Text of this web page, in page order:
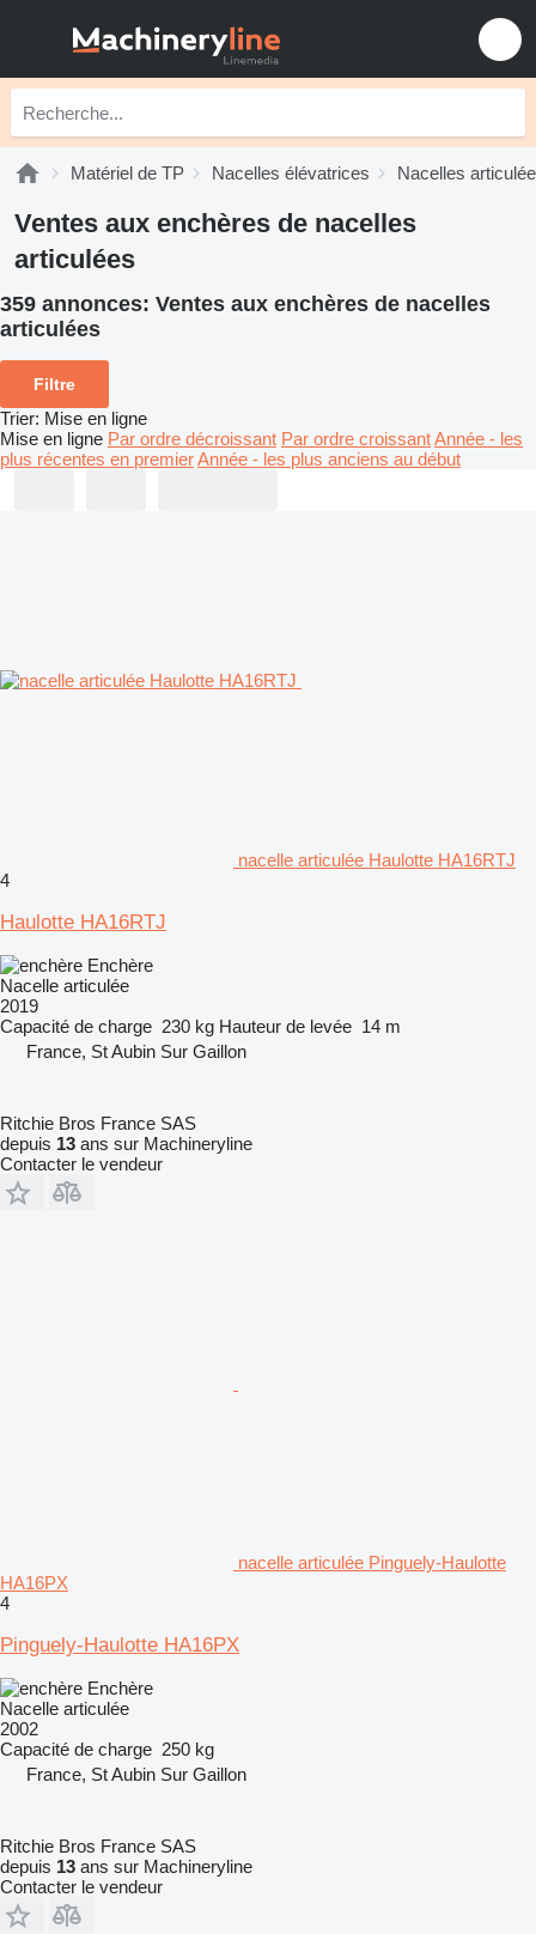
Matériel de TP Nacelles élévatrices Nacelles
Ventes aux enchères de nacelles
articulées
359 annonces: Ventes aux enchères de nacelles
articulées
Filtre
Trier: Mise en ligne
Mise en ligne Par ordre décroissant Par ordre croissantAnnée - les
plus récentes en premierAnnée - les plus anciens au début
nacelle articulée Haulotte HA16RTJ
4
Haulotte HA16RTJ
Enchère
Nacelle articulée
2019
Capacité de charge 230 kg Hauteur de levée 14 m
France, St Aubin Sur Gaillon
Ritchie Bros France SAS
depuis 13 ans sur Machineryline
Contacter le vendeur
nacelle articulée Pinguely-Haulotte
HA16PX
4
Pinguely-Haulotte HA16PX
Enchère
Nacelle articulée
2002
Capacité de charge 250 kg
France, St Aubin Sur Gaillon
Ritchie Bros France SAS
depuis 13 ans sur Machineryline
Contacter le vendeur